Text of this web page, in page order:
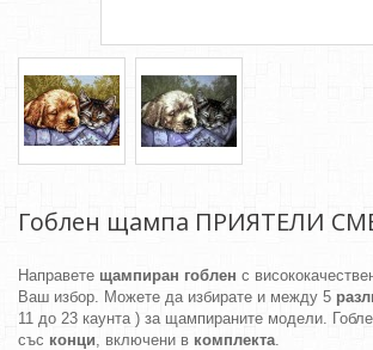
Гоблен щампа ПРИЯТЕЛИ
Направете щампиран гоблен с
Ваш избор. Можете да избирате и между 5
11 до 23 каунта ) за щампираните модели.
със конци, включени в комплекта.